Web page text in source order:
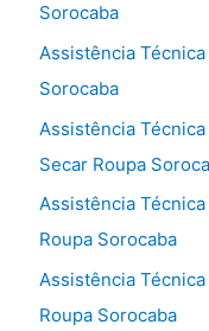
Sorocaba
Assistência
Sorocaba
Assistência
Secar Roupa
Assistência
Roupa Sorocaba
Assistência
Roupa Sorocaba